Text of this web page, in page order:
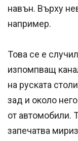
навън. Върху
например.
Това се е
изпомпващ
на руската
зад и около
от автомобили.
запечатва